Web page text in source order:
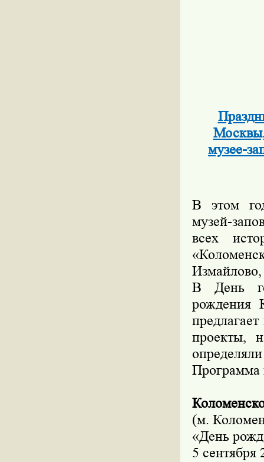
музее-
В этом
музей-
всех
В День
рождения
проекты,
Программа
(м.
«День
5 сентября